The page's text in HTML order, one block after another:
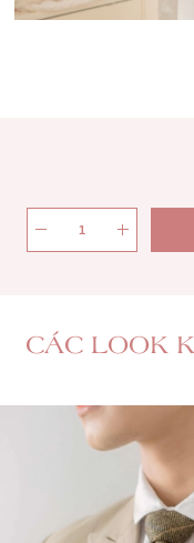
CÁC LOOK